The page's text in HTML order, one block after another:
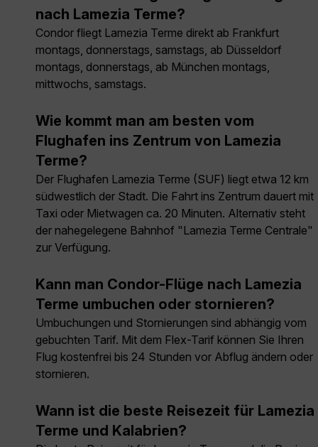
nach Lamezia Terme?
Condor fliegt Lamezia Terme direkt ab Frankfurt
montags, donnerstags, samstags, ab Düsseldorf
montags, donnerstags, ab München montags,
mittwochs, samstags.
Wie kommt man am besten vom
Flughafen ins Zentrum von Lamezia
Terme?
Der Flughafen Lamezia Terme (SUF) liegt etwa 12 km
südwestlich der Stadt. Die Fahrt ins Zentrum dauert mit
Taxi oder Mietwagen ca. 20 Minuten. Alternativ steht
der nahegelegene Bahnhof "Lamezia Terme Centrale"
zur Verfügung.
Kann man Condor-Flüge nach Lamezia
Terme umbuchen oder stornieren?
Umbuchungen und Stornierungen sind abhängig vom
gebuchten Tarif. Mit dem Flex-Tarif können Sie Ihren
Flug kostenfrei bis 24 Stunden vor Abflug ändern oder
stornieren.
Wann ist die beste Reisezeit für Lamezia
Terme und Kalabrien?